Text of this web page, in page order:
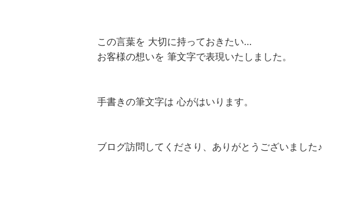
この言葉を 大切に持っておきたい…
お客様の想いを 筆文字で表現いたしました。
手書きの筆文字は 心がはいります。
ブログ訪問してくださり、ありがとうございました♪